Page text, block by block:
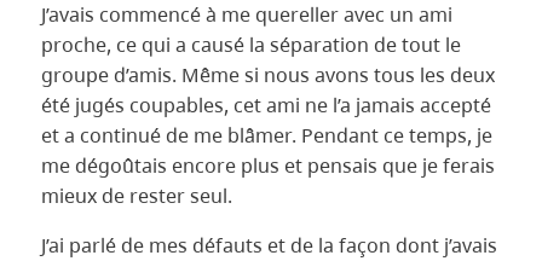
J’avais commencé à me quereller avec un ami
proche, ce qui a causé la séparation de tout le
groupe d’amis. Même si nous avons tous les deux
été jugés coupables, cet ami ne l’a jamais accepté
et a continué de me blâmer. Pendant ce temps, je
me dégoûtais encore plus et pensais que je ferais
mieux de rester seul.
J’ai parlé de mes défauts et de la façon dont j’avais